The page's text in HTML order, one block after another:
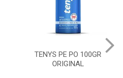
TENYS PE PO 100GR
ORIGINAL